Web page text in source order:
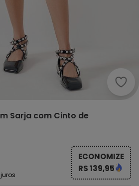
Sarja com Cinto de
ECONOMIZE
R$ 139,95